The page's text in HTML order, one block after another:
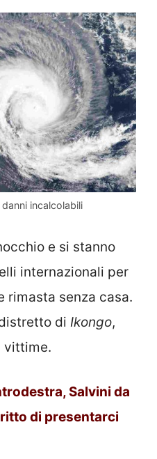
incalcolabili
e si stanno
internazionali per
rimasta senza casa.
di Ikongo,
vittime.
Salvini da
di presentarci